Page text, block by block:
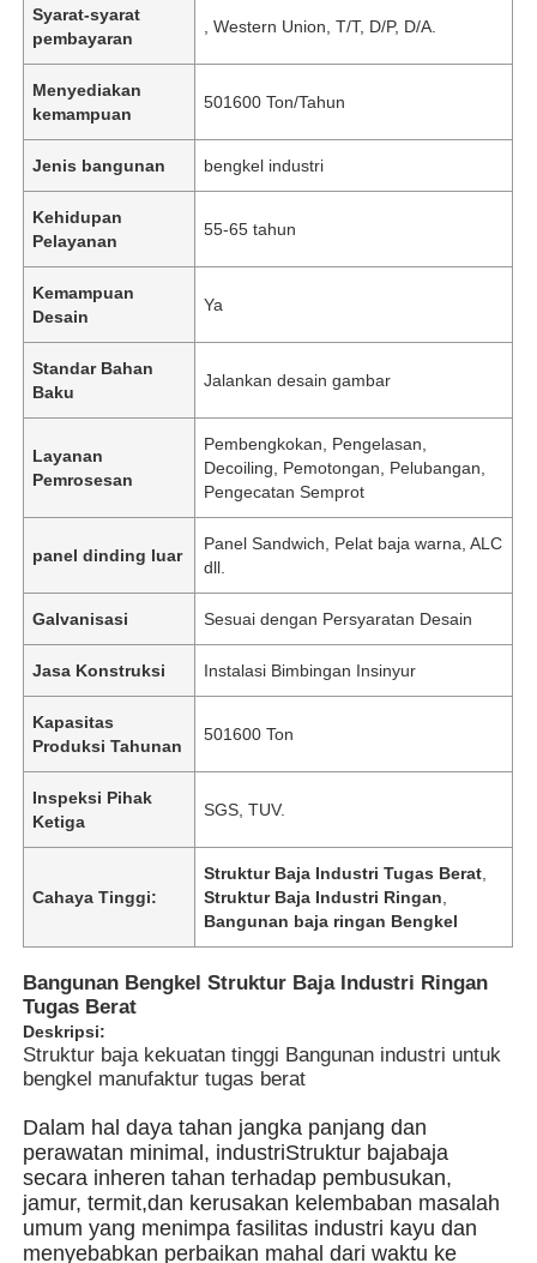
Produk
Video
Syarat-syarat
pembayaran
, Western Union, T/T, D/P, D/A.
Menyediakan
kemampuan
501600 Ton/Tahun
Jenis bangunan bengkel industri
Kehidupan
Pelayanan
55-65 tahun
Kemampuan
Desain
Ya
Standar Bahan
Baku
Jalankan desain gambar
Layanan
Pemrosesan
Pembengkokan, Pengelasan,
Decoiling, Pemotongan, Pelubangan,
Pengecatan Semprot
panel dinding luar
Panel Sandwich, Pelat baja warna, ALC
dll.
Galvanisasi Sesuai dengan Persyaratan Desain
Jasa Konstruksi Instalasi Bimbingan Insinyur
Kapasitas
Produksi Tahunan
501600 Ton
Inspeksi Pihak
Ketiga
SGS, TUV.
Cahaya Tinggi:
Struktur Baja Industri Tugas Berat
Struktur Baja Industri Ringan
Bangunan baja ringan Bengkel
Bangunan Bengkel Struktur Baja Industri Ringan
Tugas Berat
Deskripsi:
Struktur baja kekuatan tinggi Bangunan industri untuk
bengkel manufaktur tugas berat
Dalam hal daya tahan jangka panjang dan
perawatan minimal, industriStruktur bajabaja
secara inheren tahan terhadap pembusukan,
jamur, termit,dan kerusakan kelembaban masalah
umum yang menimpa fasilitas industri kayu dan
menyebabkan perbaikan mahal dari waktu ke